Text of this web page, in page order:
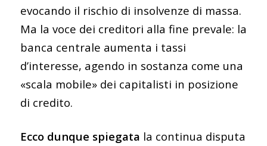
evocando il rischio di insolvenze di massa.
Ma la voce dei creditori alla fine prevale: la
banca centrale aumenta i tassi
d’interesse, agendo in sostanza come una
«scala mobile» dei capitalisti in posizione
di credito.
Ecco dunque spiegata la continua disputa